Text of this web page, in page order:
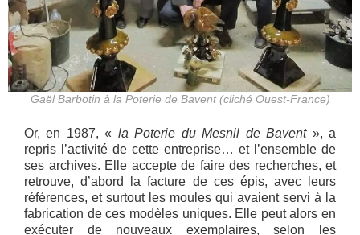
Gaël Barbotin à la Poterie de Bavent (cliché Ouest-France)
Or, en 1987, « la Poterie du Mesnil de Bavent », a
repris l’activité de cette entreprise… et l’ensemble de
ses archives. Elle accepte de faire des recherches, et
retrouve, d’abord la facture de ces épis, avec leurs
références, et surtout les moules qui avaient servi à la
fabrication de ces modèles uniques. Elle peut alors en
exécuter de nouveaux exemplaires, selon les